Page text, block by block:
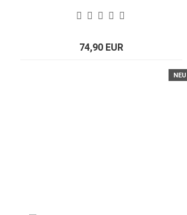
Elements Lilli 212
74,90 EUR
NEU